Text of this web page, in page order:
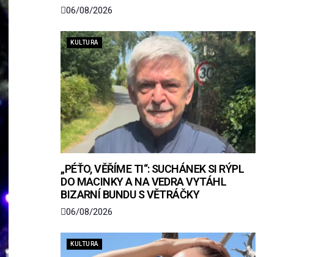
06/08/2026
KULTURA
„PÉŤO, VĚŘÍME TI“: SUCHÁNEK SI RÝPL
DO MACINKY A NA VEDRA VYTÁHL
BIZARNÍ BUNDU S VĚTRÁČKY
06/08/2026
KULTURA